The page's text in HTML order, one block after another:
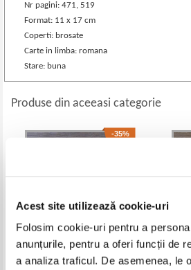
Acest site utilizează cookie-uri
Folosim cookie-uri pentru a
anunțurile, pentru a oferi funcții de
a analiza traficul. De asemenea, le
Nr pagini: 471, 519
Format: 11 x 17 cm
Coperti: brosate
Carte in limba: romana
Stare: buna
Produse din aceeasi categorie
-35%